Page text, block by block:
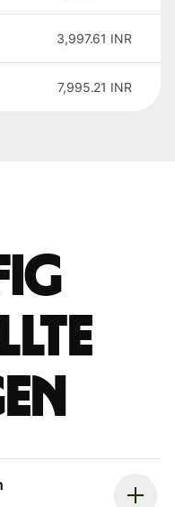
3,997.61 INR
7,995.21 INR